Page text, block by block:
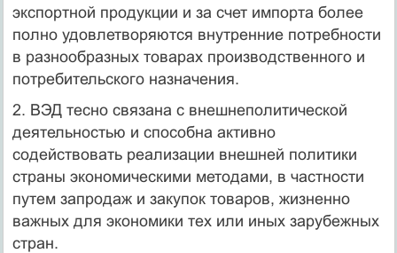
экспортной продук­ции и за счет импорта более
полно удовлетворяются внутренние потребности
в разнообразных товарах производственного и
потребитель­ского назначения.
2. ВЭД тесно связана с внешнеполитической
деятельностью и способна активно
содействовать реализации внешней политики
страны экономическими методами, в частности
путем запродаж и закупок това­ров, жизненно
важных для экономики тех или иных зарубежных
стран.